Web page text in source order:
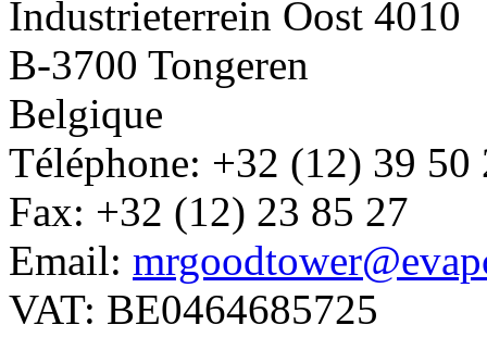
Industrieterrein Oost 4010
B-3700 Tongeren
Belgique
Téléphone: +32 (12) 39 50
Fax: +32 (12) 23 85 27
Email:
VAT: BE0464685725